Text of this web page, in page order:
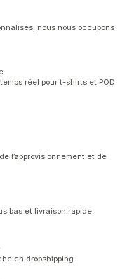
nous nous occupons
réel pour t-shirts et POD
l’approvisionnement et de
bas et livraison rapide
en dropshipping